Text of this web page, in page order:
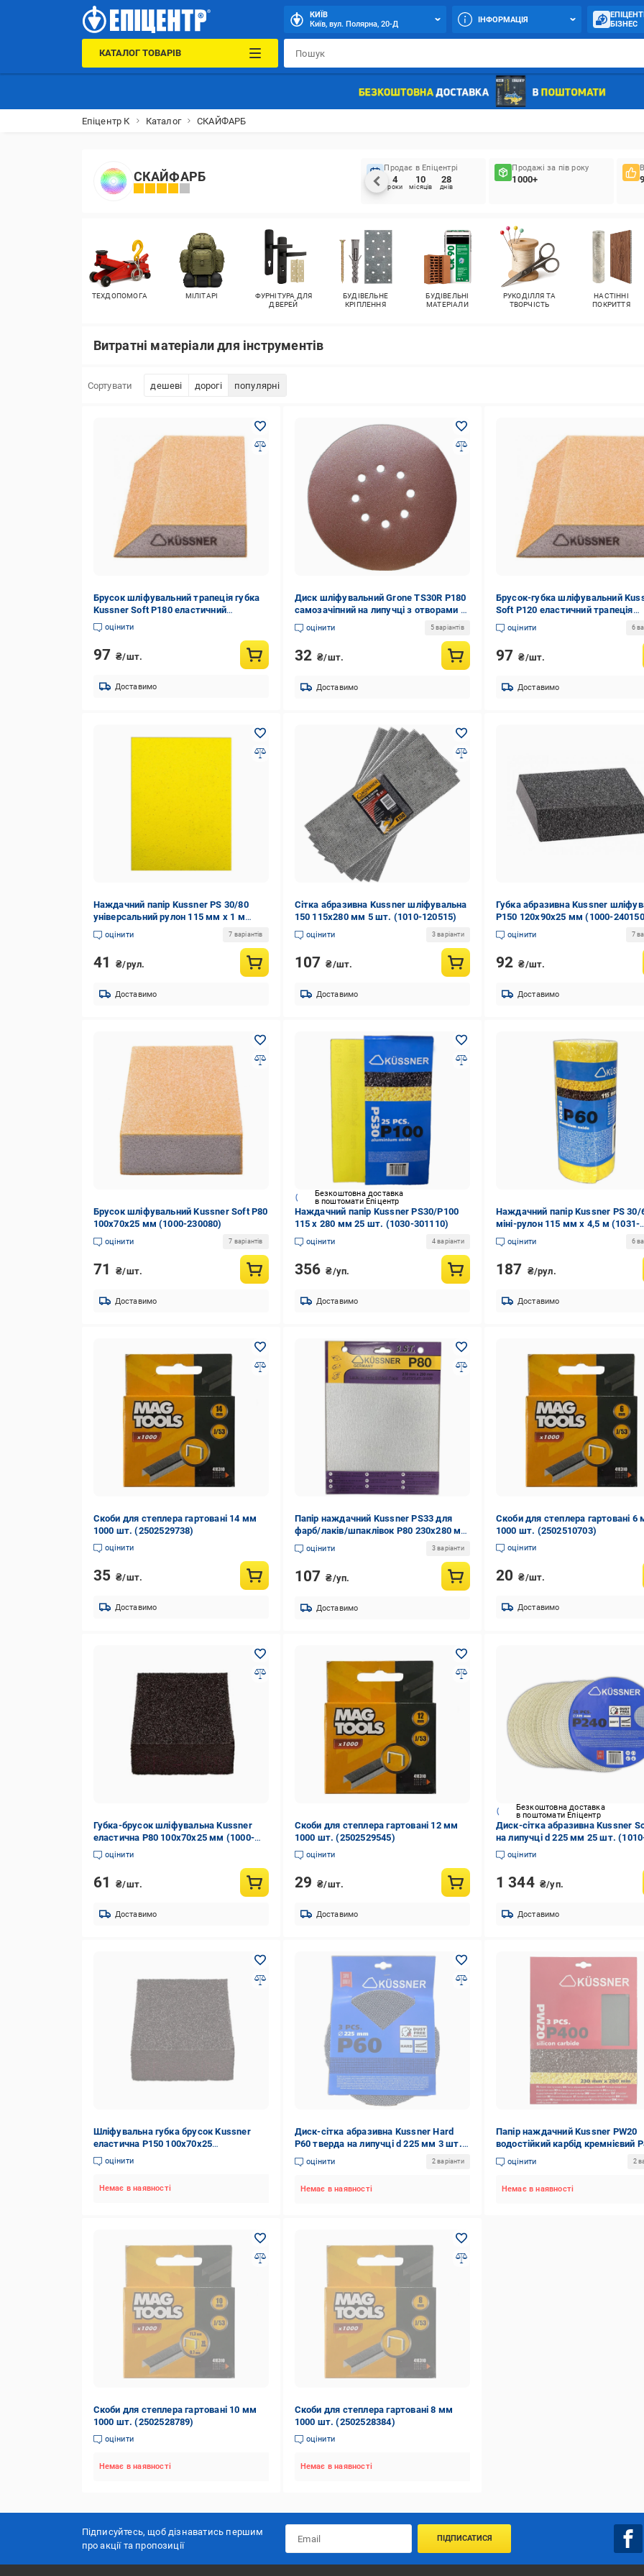
КИЇВ
Київ, вул. Полярна, 20-Д
ІНФОРМАЦІЯ
БІЗНЕС
КАТАЛОГ ТОВАРІВ
Епіцентр К Каталог СКАЙФАРБ
СКАЙФАРБ
Продає в Епіцентрі
4
роки
10
місяців
28
днів
Продажі за пів року
1000+
ТЕХДОПОМОГА МІЛІТАРІ
ФУРНІТУРА ДЛЯ
ДВЕРЕЙ
БУДІВЕЛЬНЕ
КРІПЛЕННЯ
БУДІВЕЛЬНІ
МАТЕРІАЛИ
РУКОДІЛЛЯ ТА
ТВОРЧІСТЬ
НАСТІННІ
ПОКРИТТЯ
Витратні матеріали для інструментів
Сортувати дешеві дорогі популярні
Брусок шліфувальний трапеція губка
Kussner Soft P180 еластичний
125x90x25 (2119125055)
оцінити
97 ₴/шт.
Доставимо
Диск шліфувальний Grone TS30R P180
самозачіпний на липучці з отворами d
225 мм (1051-302218P)
оцінити 5 варіантів
32 ₴/шт.
Доставимо
Брусок-губка шліфувальний
Soft P120 еластичний трапеція
125x90x25 мм (1000-250120)
оцінити 6
97 ₴/шт.
Доставимо
Наждачний папір Kussner PS 30/80
універсальний рулон 115 мм x 1 м
(1031-304508M)
оцінити 7 варіантів
41 ₴/рул.
Доставимо
Сітка абразивна Kussner шліфувальна
150 115x280 мм 5 шт. (1010-120515)
оцінити 3 варіанти
107 ₴/шт.
Доставимо
Губка абразивна Kussner
P150 120x90x25 мм (1000-
оцінити 7
92 ₴/шт.
Доставимо
Брусок шліфувальний Kussner Soft P80
100x70x25 мм (1000-230080)
оцінити 7 варіантів
71 ₴/шт.
Доставимо
Безкоштовна доставка
в поштомати Епіцентр
Наждачний папір Kussner PS30/Р100
115 x 280 мм 25 шт. (1030-301110)
оцінити 4 варіанти
356 ₴/уп.
Доставимо
Наждачний папір Kussner PS 30/
міні-рулон 115 мм x 4,5 м (1031-
300506)
оцінити 6
187 ₴/рул.
Доставимо
Скоби для степлера гартовані 14 мм
1000 шт. (2502529738)
оцінити
35 ₴/шт.
Доставимо
Папір наждачний Kussner PS33 для
фарб/лаків/шпаклівок P80 230x280 мм
3 шт. (1030-332408)
оцінити 3 варіанти
107 ₴/уп.
Доставимо
Скоби для степлера гартовані 6
1000 шт. (2502510703)
оцінити
20 ₴/шт.
Доставимо
Губка-брусок шліфувальна Kussner
еластична P80 100x70x25 мм (1000-
210080)
оцінити
61 ₴/шт.
Доставимо
Скоби для степлера гартовані 12 мм
1000 шт. (2502529545)
оцінити
29 ₴/шт.
Доставимо
Безкоштовна доставка
в поштомати Епіцентр
Диск-сітка абразивна Kussner
на липучці d 225 мм 25 шт.
302524)
оцінити
1 344 ₴/уп.
Доставимо
Шліфувальна губка брусок Kussner
еластична P150 100x70x25
(3128429570)
оцінити
Немає в наявності
Диск-сітка абразивна Kussner Hard
P60 тверда на липучці d 225 мм 3 шт.
(1018-680060)
оцінити 2 варіанти
Немає в наявності
Папір наждачний Kussner PW20
водостійкий карбід кремнієвий
230x280 мм 3 шт. (1040-202440)
оцінити 2
Немає в наявності
Скоби для степлера гартовані 10 мм
1000 шт. (2502528789)
оцінити
Немає в наявності
Скоби для степлера гартовані 8 мм
1000 шт. (2502528384)
оцінити
Немає в наявності
Підписуйтесь, щоб дізнаватись першим
про акції та пропозиції
ПІДПИСАТИСЯ